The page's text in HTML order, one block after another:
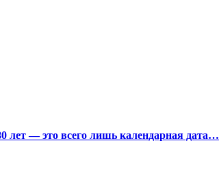
лет — это всего лишь календарная дата…